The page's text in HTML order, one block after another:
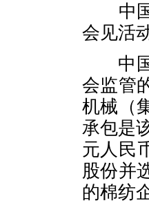
中
会见活
中国
会监管
机械（
承包是
元人民
股份并
的棉纺